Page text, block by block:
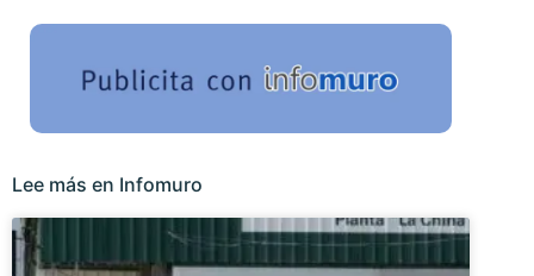
Lee más en Infomuro